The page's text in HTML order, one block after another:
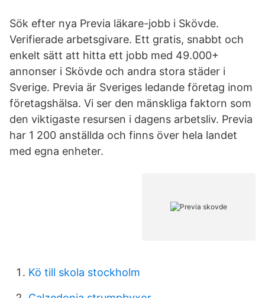
Sök efter nya Previa läkare-jobb i Skövde.
Verifierade arbetsgivare. Ett gratis, snabbt och
enkelt sätt att hitta ett jobb med 49.000+
annonser i Skövde och andra stora städer i
Sverige. Previa är Sveriges ledande företag inom
företagshälsa. Vi ser den mänskliga faktorn som
den viktigaste resursen i dagens arbetsliv. Previa
har 1 200 anställda och finns över hela landet
med egna enheter.
Kö till skola stockholm